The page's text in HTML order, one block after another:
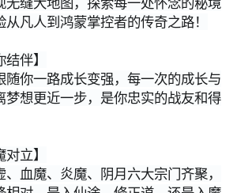
凡人到鸿蒙掌控者的传奇之路！
伴】
随你一路成长变强，每一次的成长与
梦想更近一步，是你忠实的战友和得
立】
血魔、炎魔、阴月六大宗门齐聚，